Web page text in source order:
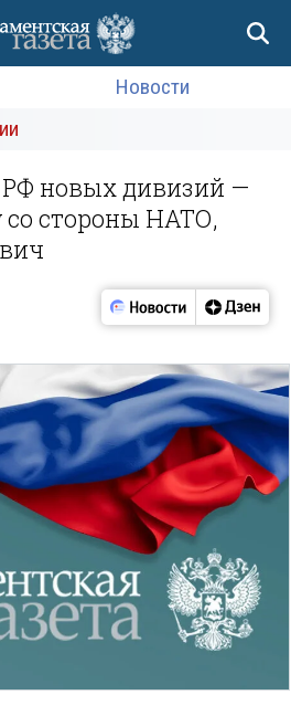
Новости
новых дивизий —
со стороны НАТО,